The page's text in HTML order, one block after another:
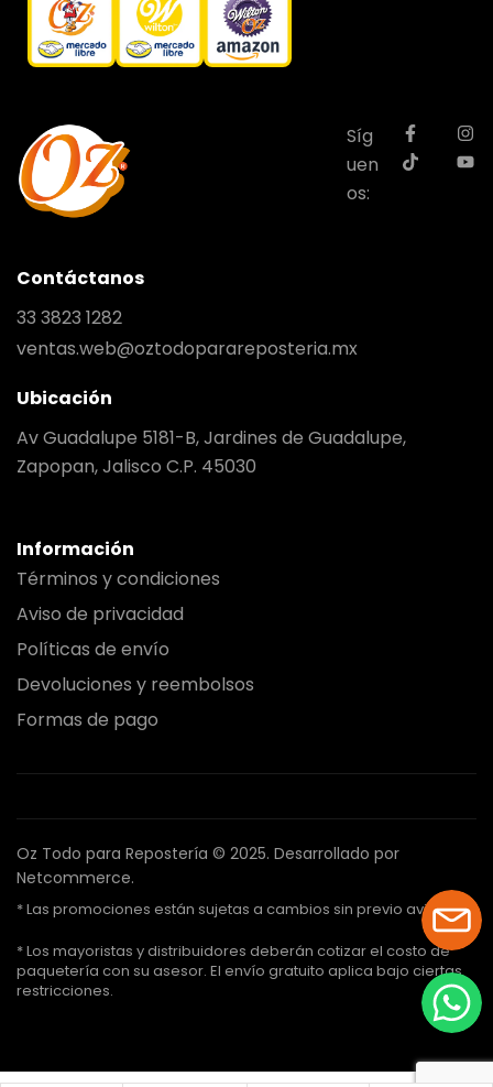
Síg
uen
os:
Contáctanos
33 3823 1282
ventas.web@oztodoparareposteria.mx
Ubicación
Av Guadalupe 5181-B, Jardines de Guadalupe,
Zapopan, Jalisco C.P. 45030
Información
Términos y condiciones
Aviso de privacidad
Políticas de envío
Devoluciones y reembolsos
Formas de pago
Oz Todo para Repostería © 2025. Desarrollado por
Netcommerce.
* Las promociones están sujetas a cambios sin previo aviso.
* Los mayoristas y distribuidores deberán cotizar el costo de
paquetería con su asesor. El envío gratuito aplica bajo ciertas
restricciones.